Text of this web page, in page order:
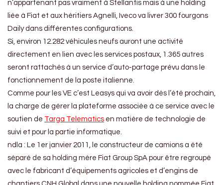
n’appartenant pas vraiment à Stellantis mais à une holding
liée à Fiat et aux héritiers Agnelli, Iveco va livrer 300 fourgons
Daily dans différentes configurations.
Si, environ 12.282 véhicules neufs auront une activité
directement en lien avec les services postaux, 1.365 autres
seront rattachés à un service d’auto-partage prévu dans le
fonctionnement de la poste italienne.
Comme pour les VE c’est Leasys qui va avoir dès l’été prochain,
la charge de gérer la plateforme associée à ce service avec le
soutien de Targa Telematics en matière de technologie de
suivi et pour la partie informatique.
ndla : Le 1er janvier 2011, le constructeur de camions a été
séparé de sa holding mère Fiat Group SpA pour être regroupé
avec le fabricant d’équipements agricoles et d’engins de